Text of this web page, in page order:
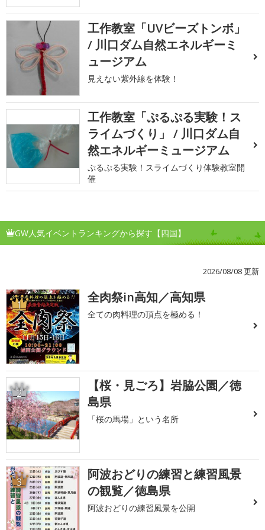
工作教室「UVビーズトンボ」
/ 川口ダム自然エネルギーミ
ュージアム
見えない紫外線を体験！
工作教室「ぷるぷる実験！ス
ライムづくり」 / 川口ダム自
然エネルギーミュージアム
ぷるぷる実験！スライムづくり体験教室開
催
GW人気イベントランキングから探す【四国】
2026/08/08 更新
1 全肉祭in高知／高知県
全ての肉料理の頂点を極める！
2
【桜・見ごろ】岩脇公園／徳
島県
「桜の馬場」という名所
3
阿波おどりの練習と練習風景
の観覧／徳島県
阿波おどりの練習風景を公開